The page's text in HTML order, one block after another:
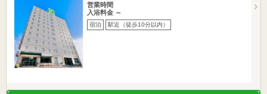
営業時間
入浴料金 ～
宿泊 駅近（徒歩10分以内）